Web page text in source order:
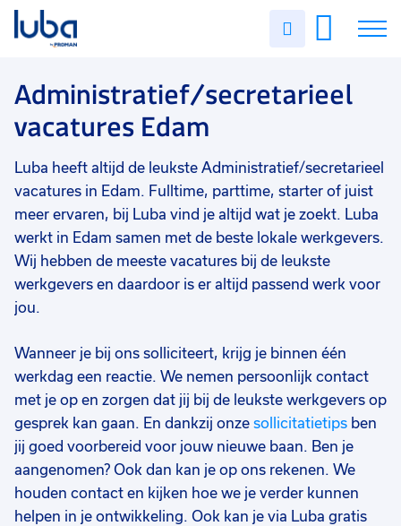
Uren
Vacatures
Over ons
Voor werkgevers
Contact
Administratief/secretarieel
vacatures Edam
Luba heeft altijd de leukste Administratief/secretarieel
vacatures in Edam. Fulltime, parttime, starter of juist
meer ervaren, bij Luba vind je altijd wat je zoekt. Luba
werkt in Edam samen met de beste lokale werkgevers.
Wij hebben de meeste vacatures bij de leukste
werkgevers en daardoor is er altijd passend werk voor
jou.
Wanneer je bij ons solliciteert, krijg je binnen één
werkdag een reactie. We nemen persoonlijk contact
met je op en zorgen dat jij bij de leukste werkgevers op
gesprek kan gaan. En dankzij onze sollicitatietips ben
jij goed voorbereid voor jouw nieuwe baan. Ben je
aangenomen? Ook dan kan je op ons rekenen. We
houden contact en kijken hoe we je verder kunnen
helpen in je ontwikkeling. Ook kan je via Luba gratis
Filter vacatures
Vakgebied 0
Administratief/secretarieel
Opleidingsniveau 0
Uitzicht op vast 1
Uren per week 0
9 - 16 uur 1